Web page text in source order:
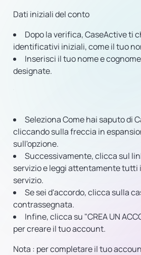
Dati iniziali del conto
Dopo la verifica, CaseActive ti
identificativi iniziali, come il tuo
Inserisci il tuo nome e
designate.
Seleziona Come hai saputo di
cliccando sulla freccia in
sull'opzione.
Successivamente, clicca sul
servizio e leggi attentamente tutti
servizio.
Se sei d'accordo, clicca sulla
contrassegnata.
Infine, clicca su "CREA UN
per creare il tuo account.
Nota : per completare il tuo